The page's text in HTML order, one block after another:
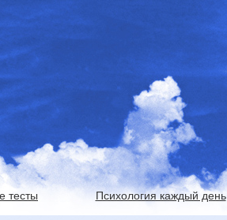
тесты Психология каждый день